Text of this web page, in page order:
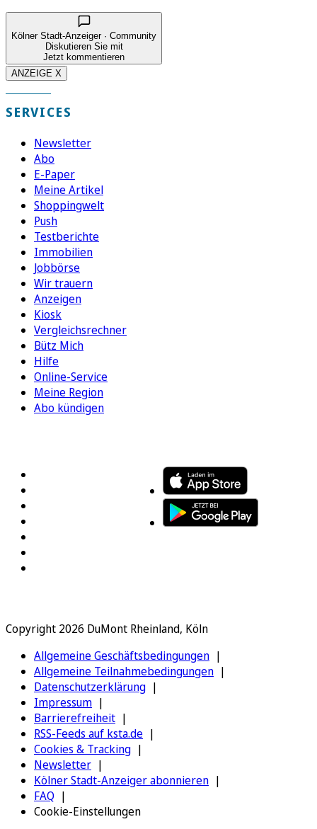
Kölner Stadt-Anzeiger · Community
Diskutieren Sie mit
Jetzt kommentieren
ANZEIGE X
SERVICES
Newsletter
Abo
E-Paper
Meine Artikel
Shoppingwelt
Push
Testberichte
Immobilien
Jobbörse
Wir trauern
Anzeigen
Kiosk
Vergleichsrechner
Bütz Mich
Hilfe
Online-Service
Meine Region
Abo kündigen
Copyright 2026 DuMont Rheinland, Köln
Allgemeine Geschäftsbedingungen
Allgemeine Teilnahmebedingungen
Datenschutzerklärung
Impressum
Barrierefreiheit
RSS-Feeds auf ksta.de
Cookies & Tracking
Newsletter
Kölner Stadt-Anzeiger abonnieren
FAQ
Cookie-Einstellungen